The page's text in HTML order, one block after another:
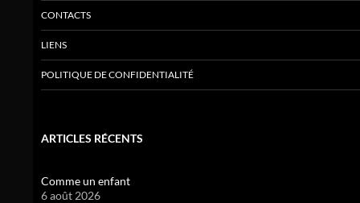
CONTACTS
LIENS
POLITIQUE DE CONFIDENTIALITÉ
ARTICLES RÉCENTS
Comme un enfant
6 août 2026